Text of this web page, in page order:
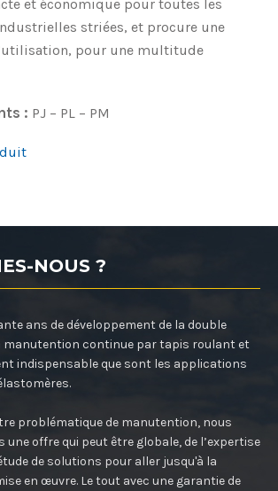
et économique pour toutes les
striées, et procure une
pour une multitude
: PJ – PL – PM
NOUS ?
ans de développement de la double
manutention continue par tapis roulant et
indispensable que sont les applications
problématique de manutention, nous
offre qui peut être globale, de l’expertise
de solutions pour aller jusqu'à la
en œuvre. Le tout avec une garantie de